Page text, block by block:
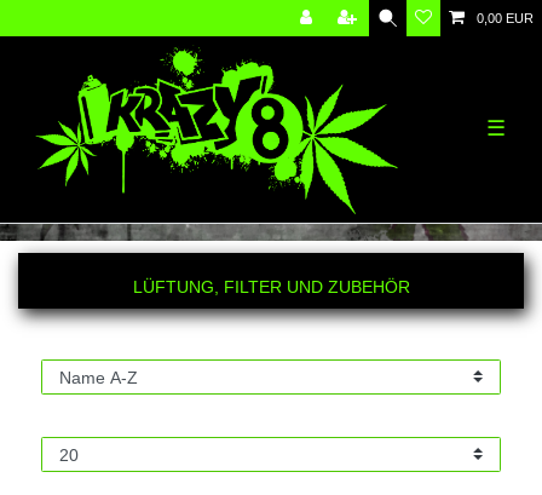
0,00 EUR
☰
LÜFTUNG, FILTER UND ZUBEHÖR